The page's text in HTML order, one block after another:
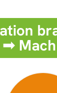
➟